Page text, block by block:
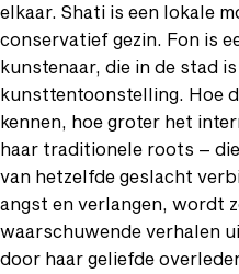
elkaar. Shati is een lokale
conservatief gezin. Fon is
kunstenaar, die in de stad
kunsttentoonstelling. Hoe
kennen, hoe groter het
haar traditionele roots –
van hetzelfde geslacht
angst en verlangen, wordt
waarschuwende verhalen
door haar geliefde